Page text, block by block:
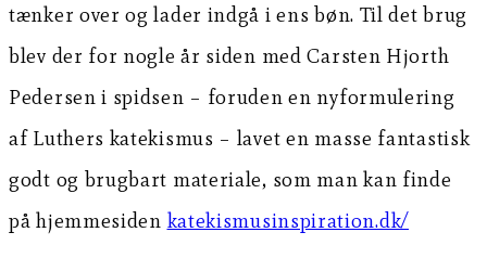
tænker over og lader indgå i ens bøn. Til det brug
blev der for nogle år siden med Carsten Hjorth
Pedersen i spidsen – foruden en nyformulering
af Luthers katekismus – lavet en masse fantastisk
godt og brugbart materiale, som man kan finde
på hjemmesiden katekismusinspiration.dk/